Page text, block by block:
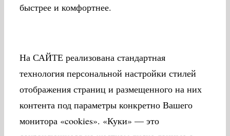
быстрее и комфортнее.
На САЙТЕ реализована стандартная
технология персональной настройки стилей
отображения страниц и размещенного на них
контента под параметры конкретно Вашего
монитора «cookies». «Куки» — это